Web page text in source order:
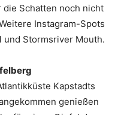
die Schatten noch nicht
Instagram-Spots
und Stormsriver Mouth.
Kapstadts
genießen